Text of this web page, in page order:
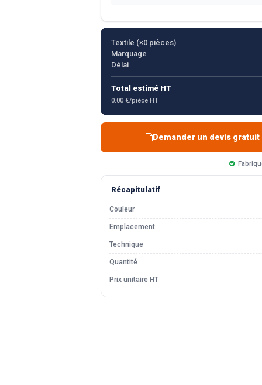
Textile (×0pièces)
Marquage
Délai
Total estimé HT
0.00 €/pièce HT
Demander un devis gratuit
Récapitulatif
Couleur
Emplacement
Technique
Quantité
Prix unitaire HT